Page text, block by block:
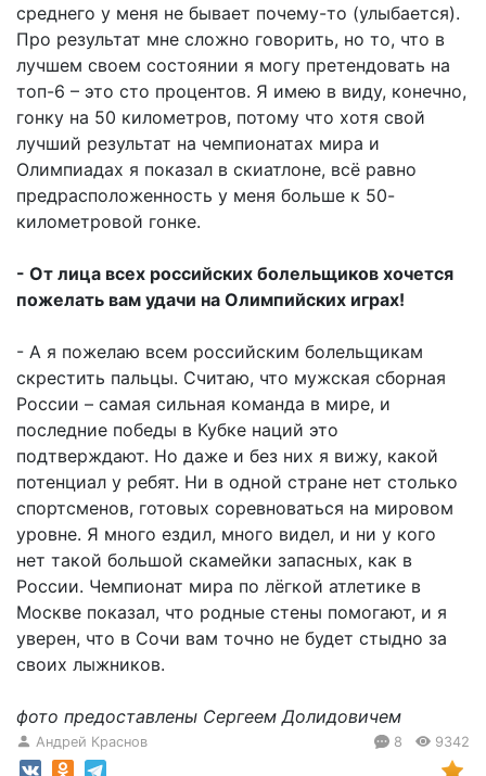
среднего у меня не бывает почему-то (улыбается).
Про результат мне сложно говорить, но то, что в
лучшем своем состоянии я могу претендовать на
топ-6 – это сто процентов. Я имею в виду, конечно,
гонку на 50 километров, потому что хотя свой
лучший результат на чемпионатах мира и
Олимпиадах я показал в скиатлоне, всё равно
предрасположенность у меня больше к 50-
километровой гонке.
- От лица всех российских болельщиков хочется
пожелать вам удачи на Олимпийских играх!
- А я пожелаю всем российским болельщикам
скрестить пальцы. Считаю, что мужская сборная
России – самая сильная команда в мире, и
последние победы в Кубке наций это
подтверждают. Но даже и без них я вижу, какой
потенциал у ребят. Ни в одной стране нет столько
спортсменов, готовых соревноваться на мировом
уровне. Я много ездил, много видел, и ни у кого
нет такой большой скамейки запасных, как в
России. Чемпионат мира по лёгкой атлетике в
Москве показал, что родные стены помогают, и я
уверен, что в Сочи вам точно не будет стыдно за
своих лыжников.
фото предоставлены Сергеем Долидовичем
Андрей Краснов 8 9342